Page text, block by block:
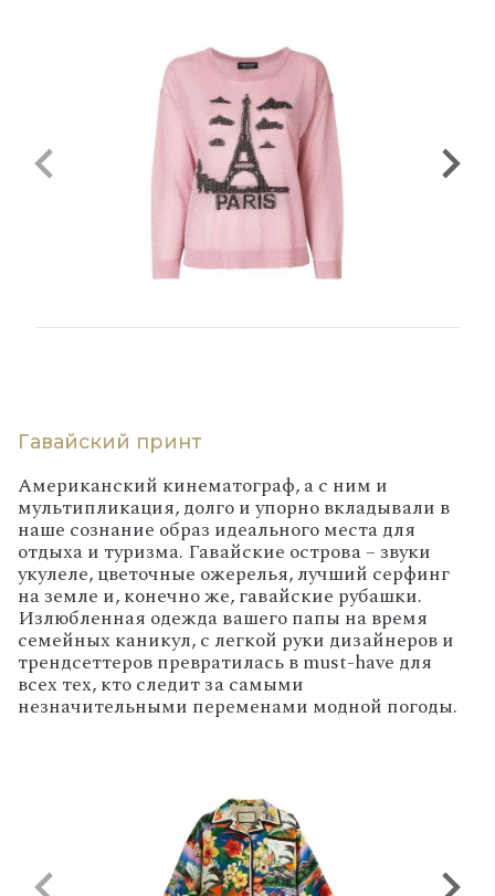
Гавайский принт
Американский кинематограф, а с ним и
мультипликация, долго и упорно вкладывали в
наше сознание образ идеального места для
отдыха и туризма. Гавайские острова – звуки
укулеле, цветочные ожерелья, лучший серфинг
на земле и, конечно же, гавайские рубашки.
Излюбленная одежда вашего папы на время
семейных каникул, с легкой руки дизайнеров и
трендсеттеров превратилась в must-have для
всех тех, кто следит за самыми
незначительными переменами модной погоды.